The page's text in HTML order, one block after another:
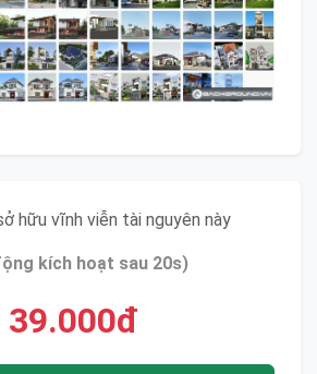
hữu vĩnh viễn tài nguyên này
kích hoạt sau 20s)
39.000đ